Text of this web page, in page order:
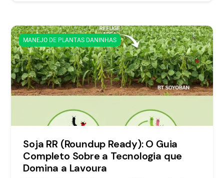
MANEJO DE PLANTAS DANINHAS
Soja RR (Roundup Ready): O Guia
Completo Sobre a Tecnologia que
Domina a Lavoura